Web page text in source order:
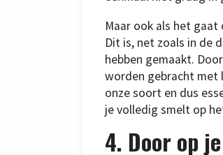
Maar ook als het
Dit is, net zoals in de
hebben gemaakt.
worden gebracht met
onze soort en dus
je volledig smelt op
4. Door op